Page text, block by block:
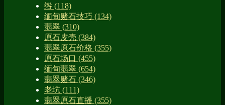
绺 (118)
缅甸赌石技巧 (134)
翡翠 (310)
原石皮壳 (384)
翡翠原石价格 (355)
原石场口 (455)
缅甸翡翠 (654)
翡翠赌石 (346)
老坑 (111)
翡翠原石直播 (355)